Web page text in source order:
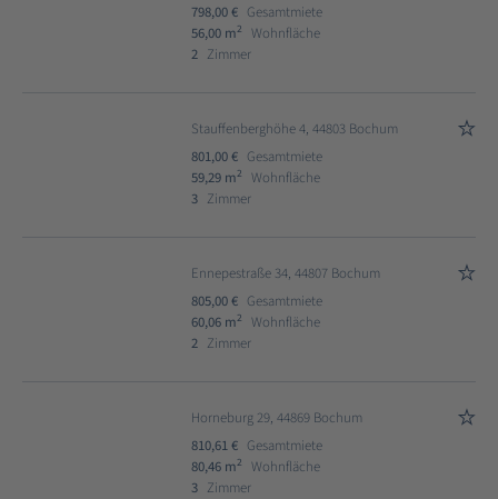
798,00 € Gesamtmiete
56,00 m2
Wohnfläche
2 Zimmer
Stauffenberghöhe 4, 44803 Bochum
801,00 € Gesamtmiete
59,29 m2
Wohnfläche
3 Zimmer
Ennepestraße 34, 44807 Bochum
805,00 € Gesamtmiete
60,06 m2
Wohnfläche
2 Zimmer
Horneburg 29, 44869 Bochum
810,61 € Gesamtmiete
80,46 m2
Wohnfläche
3 Zimmer